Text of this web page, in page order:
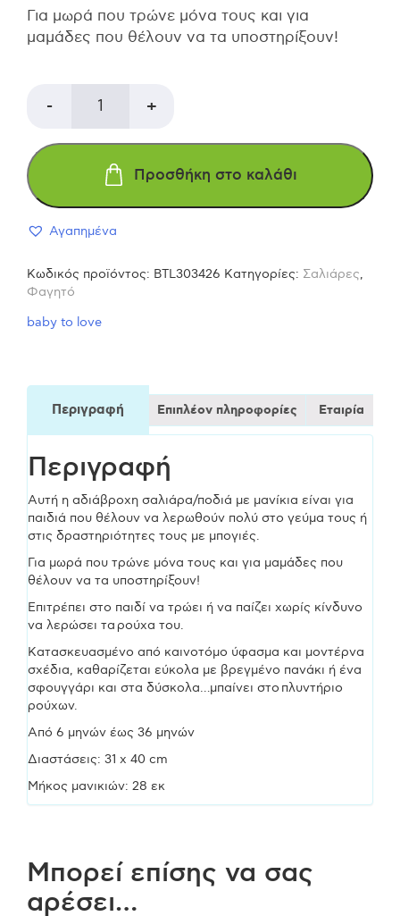
Για μωρά που τρώνε μόνα τους και για
μαμάδες που θέλουν να τα υποστηρίξουν!
- Baby
To
Αδιάβροχη
Σαλιάρα/
Ποδιά
μανίκια-
λεμόνια
ποσότητα
+
Προσθήκη στο καλάθι
Αγαπημένα
Κωδικός προϊόντος: BTL303426 Κατηγορίες: Σαλιάρες,
Φαγητό
baby to love
Περιγραφή Επιπλέον πληροφορίες Εταιρία
Περιγραφή
Αυτή η αδιάβροχη σαλιάρα/ποδιά με μανίκια είναι για
παιδιά που θέλουν να λερωθούν πολύ στο γεύμα τους ή
στις δραστηριότητες τους με μπογιές.
Για μωρά που τρώνε μόνα τους και για μαμάδες που
θέλουν να τα υποστηρίξουν!
Επιτρέπει στο παιδί να τρώει ή να παίζει χωρίς κίνδυνο
να λερώσει τα ρούχα του.
Κατασκευασμένο από καινοτόμο ύφασμα και μοντέρνα
σχέδια, καθαρίζεται εύκολα με βρεγμένο πανάκι ή ένα
σφουγγάρι και στα δύσκολα…μπαίνει στο πλυντήριο
ρούχων.
Από 6 μηνών έως 36 μηνών
Διαστάσεις: 31 x 40 cm
Μήκος μανικιών: 28 εκ
Μπορεί επίσης να σας
αρέσει…